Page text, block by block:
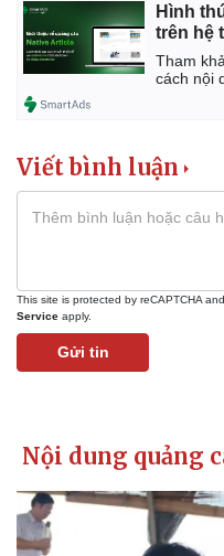
Hình
trên hệ
Tham
cách nội
Viết bình luận
This site is protected by reCAPTCHA
Service apply.
Gửi tin